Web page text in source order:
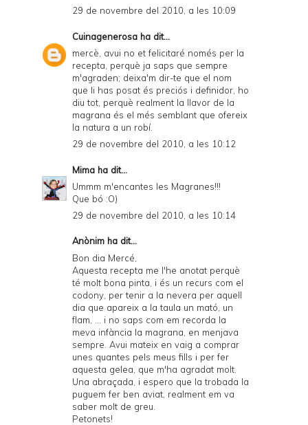
29 de novembre del 2010, a les 10:09
Cuinagenerosa ha dit...
mercè, avui no et felicitaré només per la
recepta, perquè ja saps que sempre
m'agraden; deixa'm dir-te que el nom
que li has posat és preciós i definidor, ho
diu tot, perquè realment la llavor de la
magrana és el més semblant que ofereix
la natura a un robí.
29 de novembre del 2010, a les 10:12
Mima ha dit...
Ummm m'encantes les Magranes!!!
Que bó :O)
29 de novembre del 2010, a les 10:14
Anònim ha dit...
Bon dia Mercé,
Aquesta recepta me l'he anotat perquè
té molt bona pinta, i és un recurs com el
codony, per tenir a la nevera per aquell
dia que apareix a la taula un mató, un
flam, ... i no saps com em recorda la
meva infància la magrana, en menjava
sempre. Avui mateix en vaig a comprar
unes quantes pels meus fills i per fer
aquesta gelea, que m'ha agradat molt.
Una abraçada, i espero que la trobada la
puguem fer ben aviat, realment em va
saber molt de greu.
Petonets!